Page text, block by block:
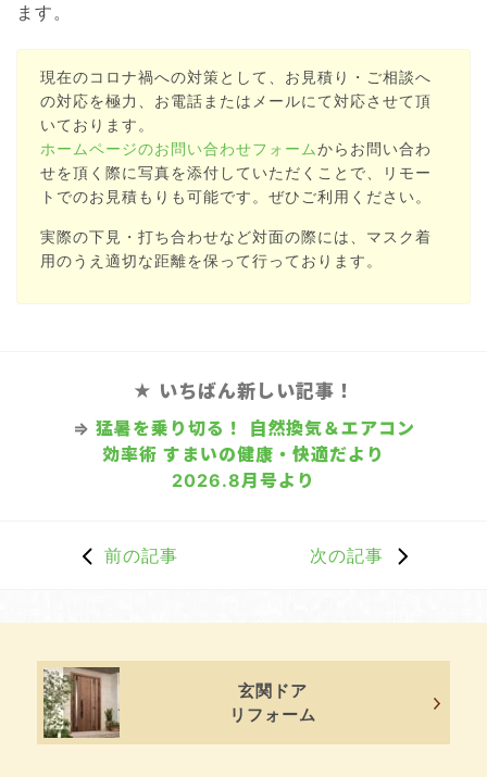
ます。
現在のコロナ禍への対策として、お見積り・ご相談へ
の対応を極力、お電話またはメールにて対応させて頂
いております。
ホームページのお問い合わせフォームからお問い合わ
せを頂く際に写真を添付していただくことで、リモー
トでのお見積もりも可能です。ぜひご利用ください。
実際の下見・打ち合わせなど対面の際には、マスク着
用のうえ適切な距離を保って行っております。
★ いちばん新しい記事！
⇒ 猛暑を乗り切る！ 自然換気＆エアコン
効率術 すまいの健康・快適だより
2026.8月号より
前の記事 次の記事
玄関ドア
リフォーム